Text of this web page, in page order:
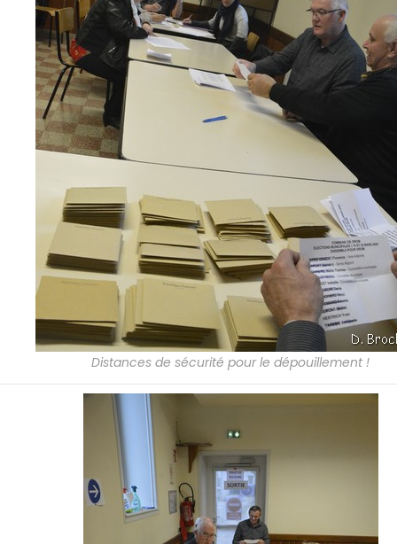
Distances de sécurité pour le dépouillement !